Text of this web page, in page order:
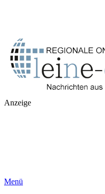
Anzeige
Menü